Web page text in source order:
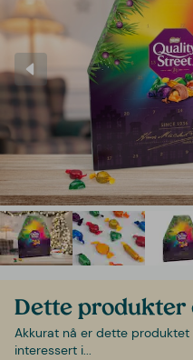
Dette produkter
Akkurat nå er dette produktet
interessert i...